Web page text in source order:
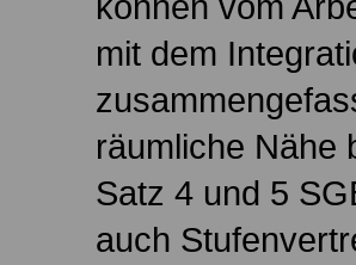
mit dem
räumliche Nähe
Satz 4 und 5
auch